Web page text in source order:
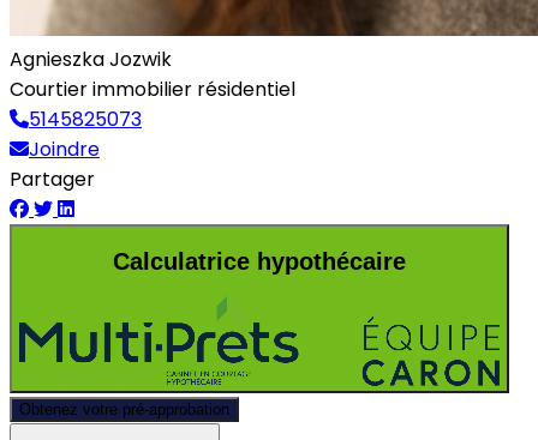
Agnieszka Jozwik
Courtier immobilier résidentiel
5145825073
Joindre
Partager
Calculatrice hypothécaire
Obtenez votre pré-approbation